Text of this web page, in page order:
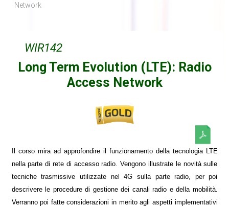
Network
WIR142
Long Term Evolution (LTE): Radio
Access Network
Il corso mira ad approfondire il funzionamento della tecnologia LTE
nella parte di rete di accesso radio. Vengono illustrate le novità sulle
tecniche trasmissive utilizzate nel 4G sulla parte radio, per poi
descrivere le procedure di gestione dei canali radio e della mobilità.
Verranno poi fatte considerazioni in merito agli aspetti implementativi